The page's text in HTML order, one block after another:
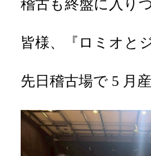
稽古も終盤に入り
皆様、『ロミオと
先日稽古場で 5 月